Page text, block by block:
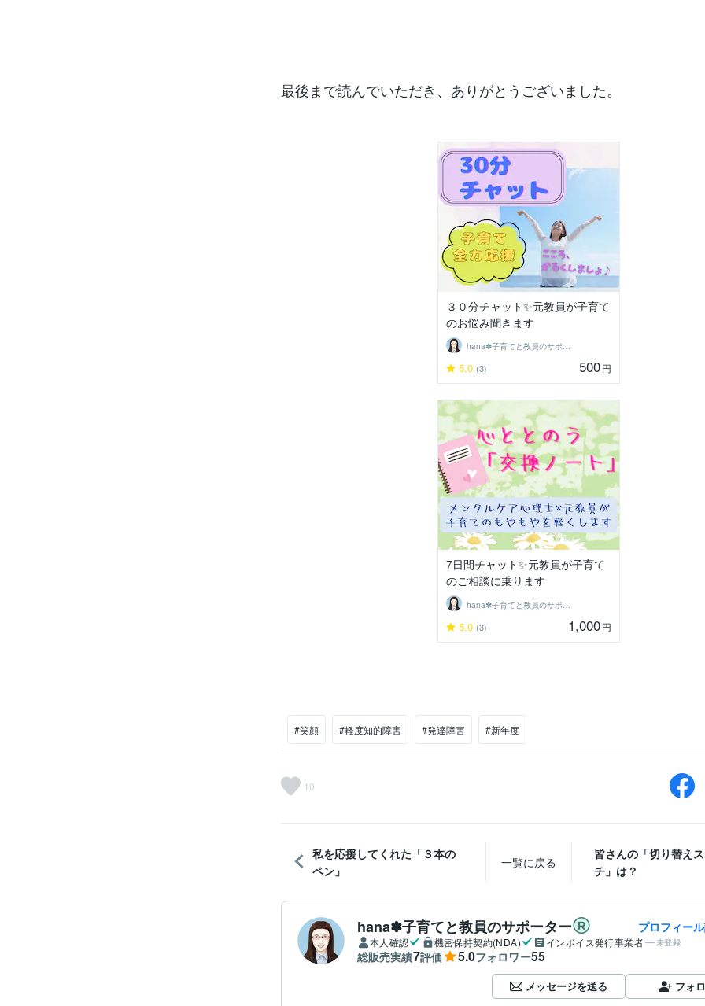
最後まで読んでいただき、ありがとうございました。
３０分チャット✨元教員が子育て
のお悩み聞きます
hana✽子育てと教員のサポーター
5.0 (3) 500円
7日間チャット✨元教員が子育て
のご相談に乗ります
5.0 (3) 1,000円
#笑顔 #軽度知的障害 #発達障害 #新年度
10
私を応援してくれた「３本の
ペン」
一覧に戻る
皆さんの「切り替え
チ」は？
hana✽子育てと教員のサポーター プロフィー
本人確認 機密保持契約(NDA) インボイス発行事業者 未登録
総販売実績7評価 5.0フォロワー55
メッセージを送る フォ